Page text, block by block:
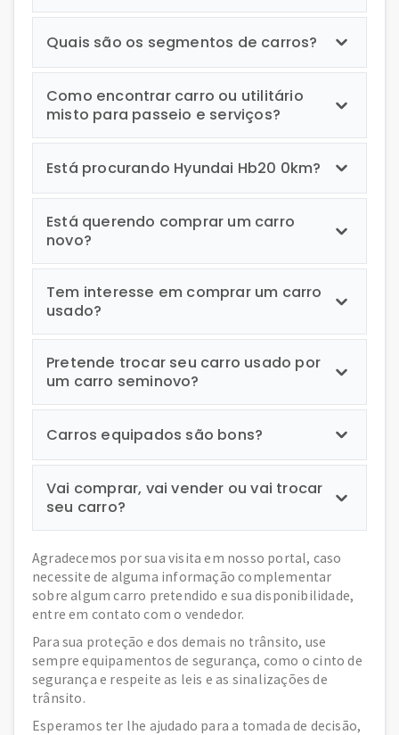
Quais são os segmentos de carros?
Como encontrar carro ou utilitário
misto para passeio e serviços?
Está procurando Hyundai Hb20 0km?
Está querendo comprar um carro
novo?
Tem interesse em comprar um carro
usado?
Pretende trocar seu carro usado por
um carro seminovo?
Carros equipados são bons?
Vai comprar, vai vender ou vai trocar
seu carro?
Agradecemos por sua visita em nosso portal, caso
necessite de alguma informação complementar
sobre algum carro pretendido e sua disponibilidade,
entre em contato com o vendedor.
Para sua proteção e dos demais no trânsito, use
sempre equipamentos de segurança, como o cinto de
segurança e respeite as leis e as sinalizações de
trânsito.
Esperamos ter lhe ajudado para a tomada de decisão,